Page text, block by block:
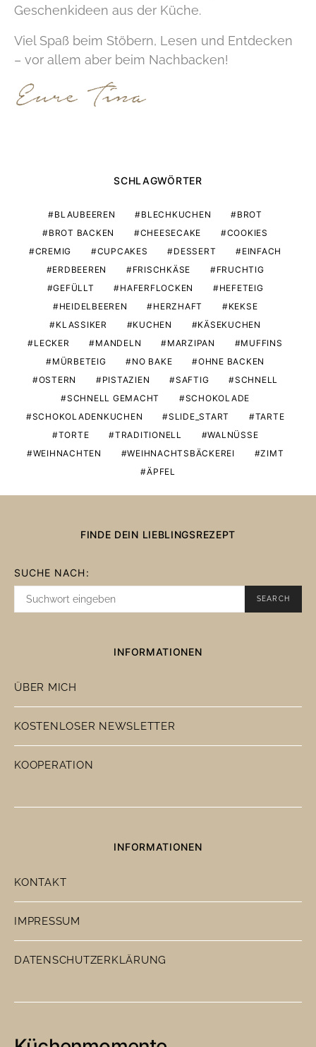
Geschenkideen aus der Küche.
Viel Spaß beim Stöbern, Lesen und Entdecken
– vor allem aber beim Nachbacken!
SCHLAGWÖRTER
BLAUBEEREN BLECHKUCHEN
BROT
BROT BACKEN
CHEESECAKE
COOKIES
CREMIG
CUPCAKES DESSERT
EINFACH
ERDBEEREN
FRISCHKÄSE
FRUCHTIG
GEFÜLLT
HAFERFLOCKEN
HEFETEIG
HEIDELBEEREN
HERZHAFT
KEKSE
KLASSIKER
KUCHEN
KÄSEKUCHEN
LECKER
MANDELN MARZIPAN
MUFFINS
MÜRBETEIG
NO BAKE
OHNE BACKEN
OSTERN
PISTAZIEN SAFTIG
SCHNELL
SCHNELL GEMACHT
SCHOKOLADE
SCHOKOLADENKUCHEN
SLIDE_START
TARTE
TORTE
TRADITIONELL
WALNÜSSE
WEIHNACHTEN
WEIHNACHTSBÄCKEREI
ZIMT
ÄPFEL
FINDE DEIN LIEBLINGSREZEPT
SUCHE NACH:
SEARCH
INFORMATIONEN
ÜBER MICH
KOSTENLOSER NEWSLETTER
KOOPERATION
INFORMATIONEN
KONTAKT
IMPRESSUM
DATENSCHUTZERKLÄRUNG